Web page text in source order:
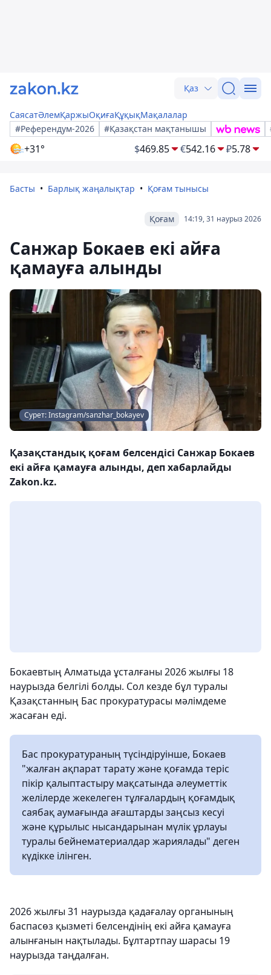
Қаз
СаясатӘлемҚаржыОқиғаҚұқықМақалалар
#Референдум-2026
#Қазақстан мақтанышы
+31° $469.85 €542.16 ₽5.78
Басты Барлық жаңалықтар Қоғам тынысы
14:19, 31 наурыз 2026
Қоғам
Санжар Бокаев екі айға
қамауға алынды
Сурет: Instagram/sanzhar_bokayev
Қазақстандық қоғам белсендісі Санжар Бокаев
екі айға қамауға алынды, деп хабарлайды
Zakon.kz.
Бокаевтың Алматыда ұсталғаны 2026 жылғы 18
наурызда белгілі болды. Сол кезде бұл туралы
Қазақстанның Бас прокуратурасы мәлімдеме
жасаған еді.
Бас прокуратураның түсіндіруінше, Бокаев
"жалған ақпарат тарату және қоғамда теріс
пікір қалыптастыру мақсатында әлеуметтік
желілерде жекелеген тұлғалардың қоғамдық
саябақ аумағында ағаштарды заңсыз кесуі
және құрылыс нысандарынан мүлік ұрлауы
туралы бейнематериалдар жариялады" деген
күдікке ілінген.
2026 жылғы 31 наурызда қадағалау органының
баспасөз қызметі белсендінің екі айға қамауға
алынғанын нақтылады. Бұлтартпау шарасы 19
наурызда таңдалған.